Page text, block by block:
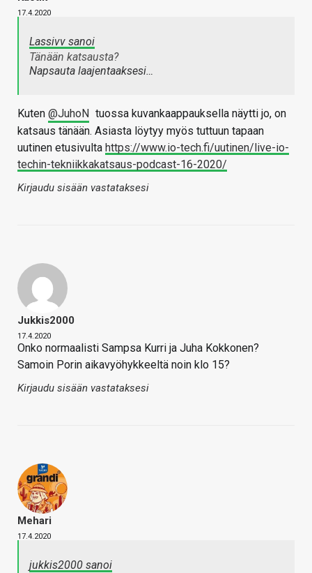
17.4.2020
Lassivv sanoi
Tänään katsausta?
Napsauta laajentaaksesi…
Kuten @JuhoN tuossa kuvankaappauksella näytti jo, on
katsaus tänään. Asiasta löytyy myös tuttuun tapaan
uutinen etusivulta https://www.io-tech.fi/uutinen/live-io-
techin-tekniikkakatsaus-podcast-16-2020/
Kirjaudu sisään vastataksesi
Jukkis2000
17.4.2020
Onko normaalisti Sampsa Kurri ja Juha Kokkonen?
Samoin Porin aikavyöhykkeeltä noin klo 15?
Kirjaudu sisään vastataksesi
Mehari
17.4.2020
jukkis2000 sanoi